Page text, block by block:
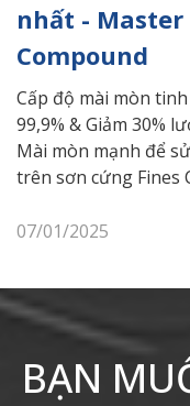
nhất -
Compound
Cấp độ mài mòn
99,9% & Giảm 30%
Mài mòn mạnh để
trên sơn cứng Fines
07/01/2025
BẠN